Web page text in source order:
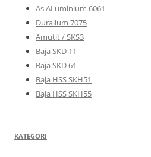
As ALuminium 6061
Duralium 7075
Amutit / SKS3
Baja SKD 11
Baja SKD 61
Baja HSS SKH51
Baja HSS SKH55
KATEGORI